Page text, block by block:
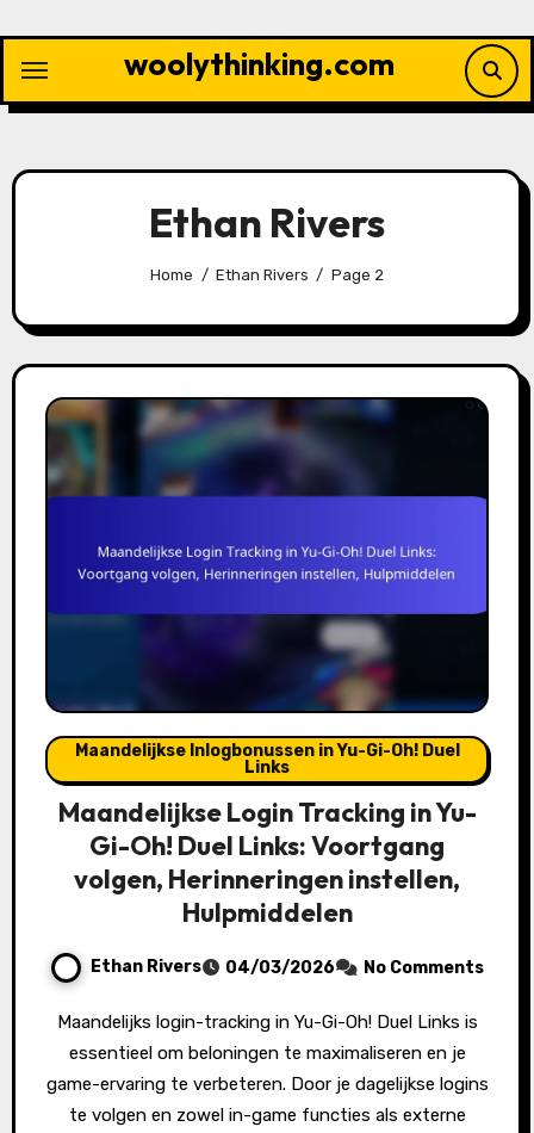
content
woolythinking.com
Ethan Rivers
Home Ethan Rivers Page 2
Maandelijkse Inlogbonussen in Yu-Gi-Oh! Duel
Links
Maandelijkse Login Tracking in Yu-
Gi-Oh! Duel Links: Voortgang
volgen, Herinneringen instellen,
Hulpmiddelen
Ethan Rivers 04/03/2026 No Comments
Maandelijks login-tracking in Yu-Gi-Oh! Duel Links is
essentieel om beloningen te maximaliseren en je
game-ervaring te verbeteren. Door je dagelijkse logins
te volgen en zowel in-game functies als externe